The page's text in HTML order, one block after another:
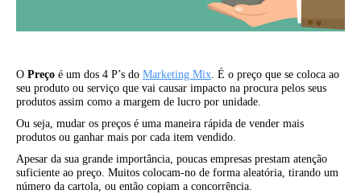
O Preço é um dos 4 P’s do Marketing Mix. É o preço que se coloca ao
seu produto ou serviço que vai causar impacto na procura pelos seus
produtos assim como a margem de lucro por unidade.
Ou seja, mudar os preços é uma maneira rápida de vender mais
produtos ou ganhar mais por cada item vendido.
Apesar da sua grande importância, poucas empresas prestam atenção
suficiente ao preço. Muitos colocam-no de forma aleatória, tirando um
número da cartola, ou então copiam a concorrência.